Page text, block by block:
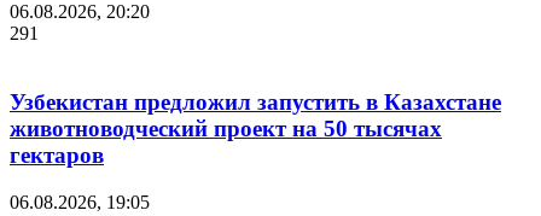
06.08.2026, 20:20
291
Узбекистан предложил запустить в Казахстане
животноводческий проект на 50 тысячах
гектаров
06.08.2026, 19:05